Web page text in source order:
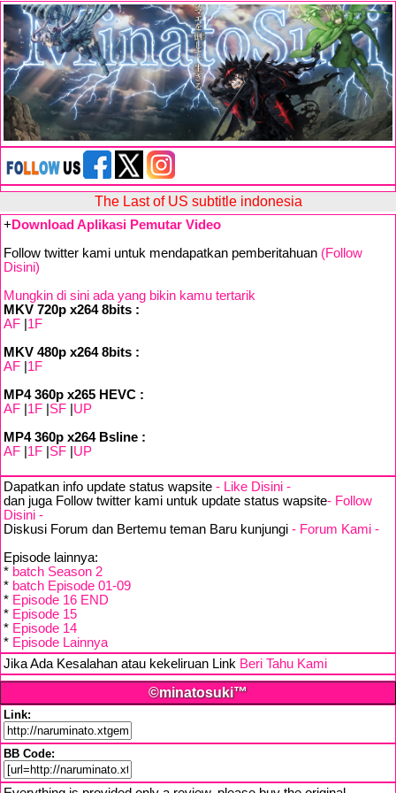
The Last of US subtitle indonesia
+ Download Aplikasi Pemutar Video
Follow twitter kami untuk mendapatkan pemberitahuan (Follow
Disini)
Mungkin di sini ada yang bikin kamu tertarik
MKV 720p x264 8bits :
AF 1F
MKV 480p x264 8bits :
AF 1F
MP4 360p x265 HEVC :
AF 1F SF UP
MP4 360p x264 Bsline :
AF 1F SF UP
Dapatkan info update status wapsite - Like Disini -
dan juga Follow twitter kami untuk update status wapsite- Follow
Disini -
Diskusi Forum dan Bertemu teman Baru kunjungi - Forum Kami -
Episode lainnya:
* batch Season 2
* batch Episode 01-09
* Episode 16 END
* Episode 15
* Episode 14
* Episode Lainnya
Jika Ada Kesalahan atau kekeliruan Link Beri Tahu Kami
©minatosuki™
Link:
BB Code: